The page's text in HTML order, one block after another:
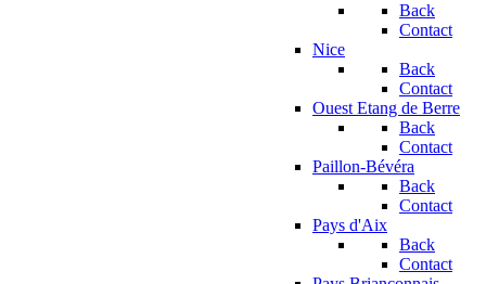
Back
Contact
Nice
Back
Contact
Ouest Etang de Berre
Back
Contact
Paillon-Bévéra
Back
Contact
Pays d'Aix
Back
Contact